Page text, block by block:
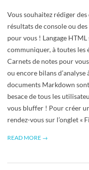
Vous souhaitez rédiger
résultats de console ou
pour vous ! Langage
communiquer, à toutes les
Carnets de notes pour
ou encore bilans
documents Markdown
besace de tous les
vous bluffer ! Pour créer
rendez-vous sur l’onglet «
READ MORE →